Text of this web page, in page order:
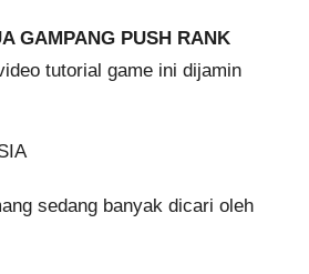
GAMPANG PUSH RANK
tutorial game ini dijamin
sedang banyak dicari oleh